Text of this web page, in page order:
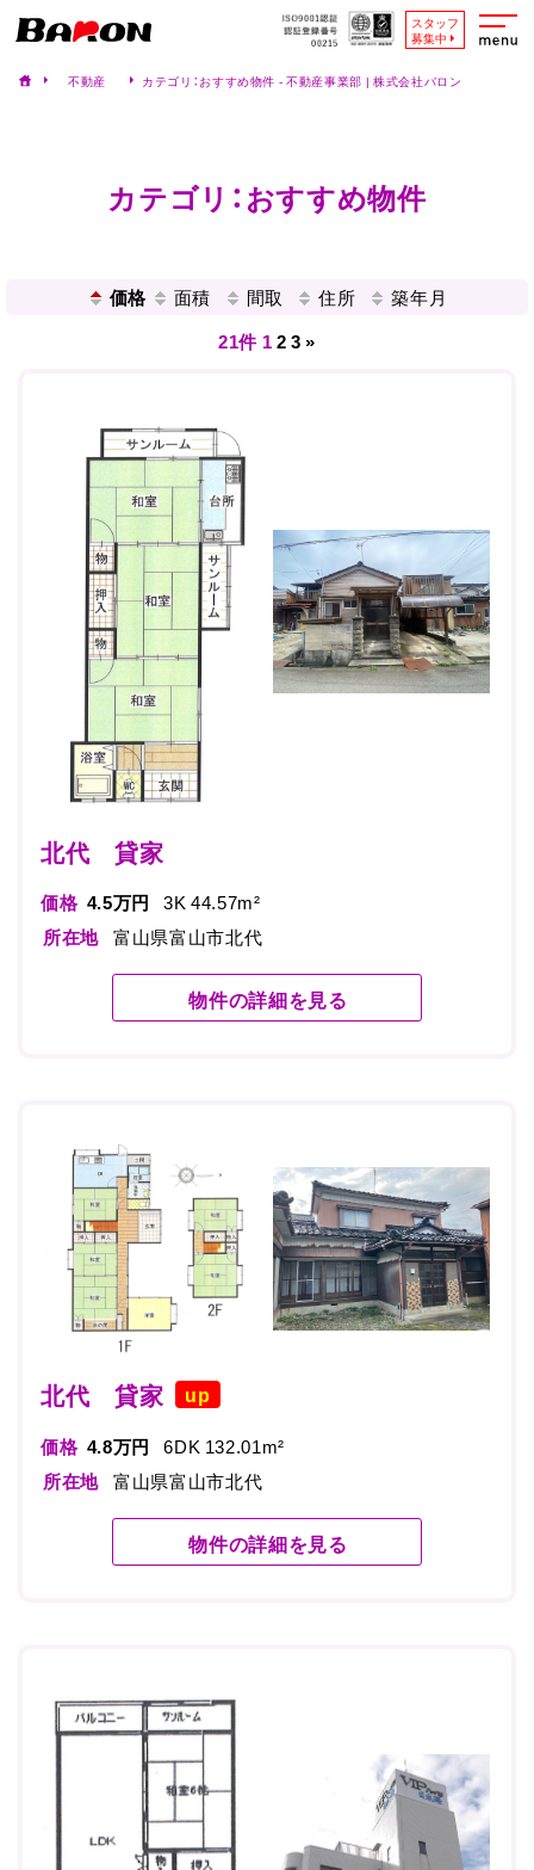
スタッフ
募集中
不動産 カテゴリ：おすすめ物件 - 不動産事業部 | 株式会社バロン
カテゴリ：おすすめ物件
価格 面積 間取 住所
築年月
21件 123 »
北代 貸家
価格 4.5万円
3K 44.57m²
所在地 富山県富山市北代
物件の詳細を見る
北代 貸家 up
価格 4.8万円
6DK 132.01m²
所在地 富山県富山市北代
物件の詳細を見る